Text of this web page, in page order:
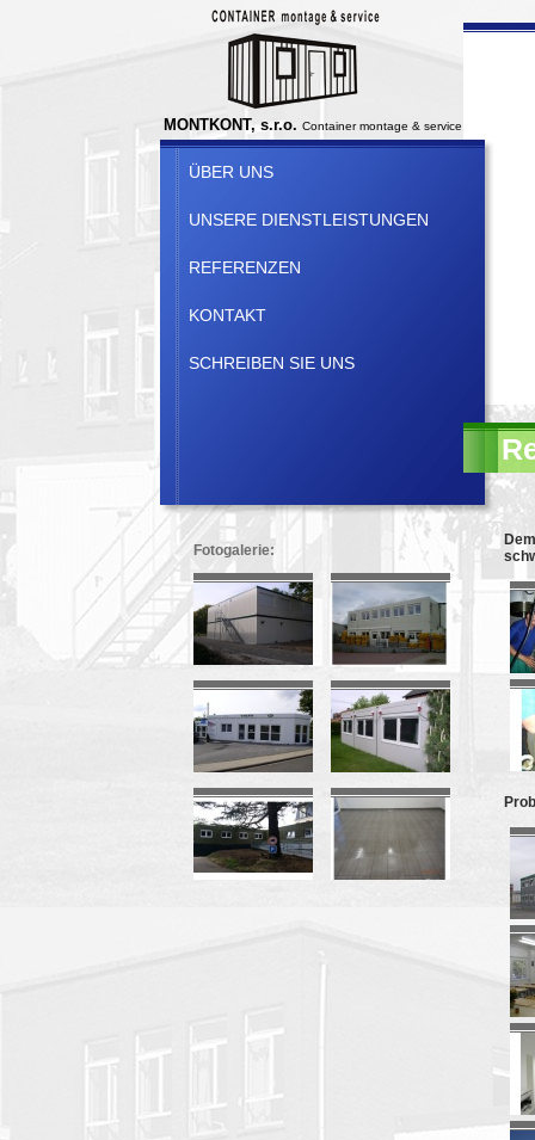
MONTKONT, s.r.o. Container montage & service
ÜBER UNS
UNSERE DIENSTLEISTUNGEN
REFERENZEN
KONTAKT
SCHREIBEN SIE UNS
Fotogalerie: